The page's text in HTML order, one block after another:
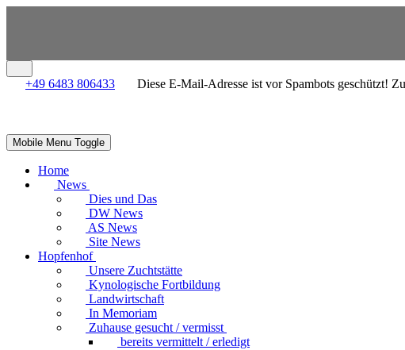
+49 6483 806433 Diese E-Mail-Adresse ist vor Spambots geschützt!
Mobile Menu Toggle
Home
News
Dies und Das
DW News
AS News
Site News
Hopfenhof
Unsere Zuchtstätte
Kynologische Fortbildung
Landwirtschaft
In Memoriam
Zuhause gesucht / vermisst
bereits vermittelt / erledigt